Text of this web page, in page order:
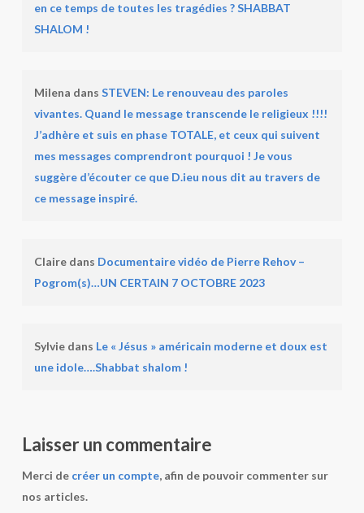
en ce temps de toutes les tragédies ? SHABBAT
SHALOM !
Milena dans STEVEN: Le renouveau des paroles
vivantes. Quand le message transcende le religieux !!!!
J’adhère et suis en phase TOTALE, et ceux qui suivent
mes messages comprendront pourquoi ! Je vous
suggère d’écouter ce que D.ieu nous dit au travers de
ce message inspiré.
Clairedans Documentaire vidéo de Pierre Rehov –
Pogrom(s)…UN CERTAIN 7 OCTOBRE 2023
Sylviedans Le « Jésus » américain moderne et doux est
une idole….Shabbat shalom !
Laisser un commentaire
Merci de créer un compte, afin de pouvoir commenter sur
nos articles.